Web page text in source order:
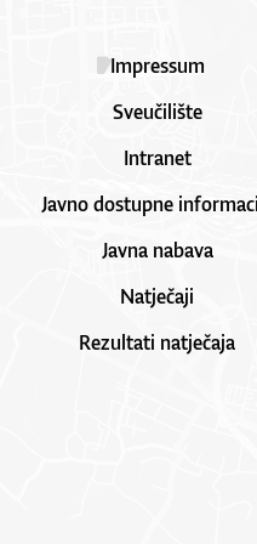
Impressum
Sveučilište
Intranet
Javno dostupne
Javna nabava
Natječaji
Rezultati natječaja